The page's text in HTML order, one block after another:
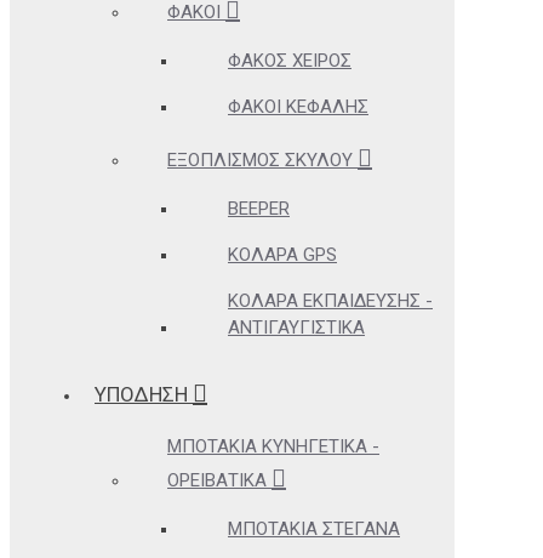
ΦΑΚΟΊ
ΦΑΚΌΣ ΧΕΙΡΌΣ
ΦΑΚΟΊ ΚΕΦΑΛΉΣ
ΕΞΟΠΛΙΣΜΌΣ ΣΚΎΛΟΥ
BEEPER
ΚΟΛΆΡΑ GPS
ΚΟΛΆΡΑ ΕΚΠΑΊΔΕΥΣΗΣ -
ΑΝΤΙΓΑΥΓΙΣΤΙΚΆ
ΥΠΟΔΗΣΗ
ΜΠΟΤΆΚΙΑ ΚΥΝΗΓΕΤΙΚΆ -
ΟΡΕΙΒΑΤΙΚΆ
ΜΠΟΤΆΚΙΑ ΣΤΕΓΑΝΆ